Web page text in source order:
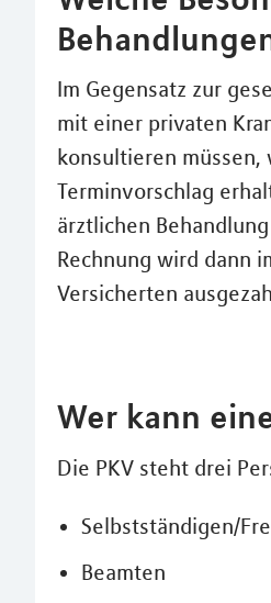
Im Gegensatz zur
mit einer privaten
konsultieren müssen,
Terminvorschlag
ärztlichen
Rechnung wird dann
Versicherten
Wer kann
Die PKV steht drei
Selbstständigen/
Beamten